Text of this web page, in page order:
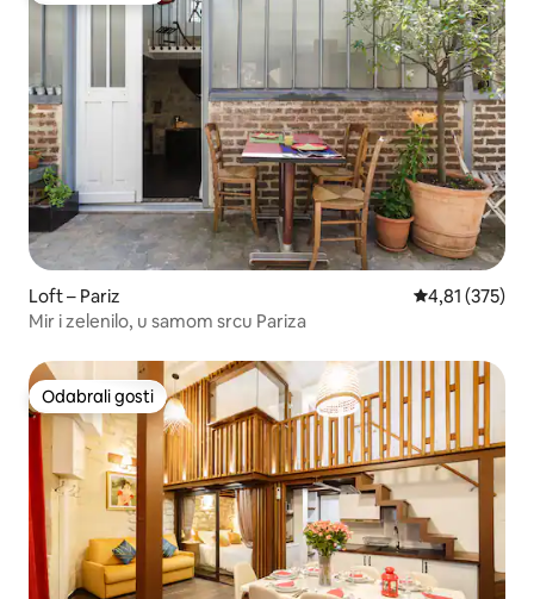
Loft – Pariz Prosječna
4,81 (375)
Mir i zelenilo, u samom srcu Pariza
Odabrali gosti
Odabrali gosti